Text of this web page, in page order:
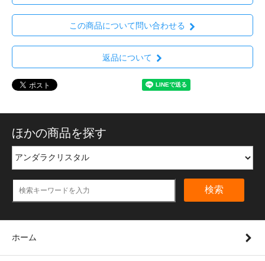
この商品について問い合わせる
返品について
ほかの商品を探す
検索
ホーム